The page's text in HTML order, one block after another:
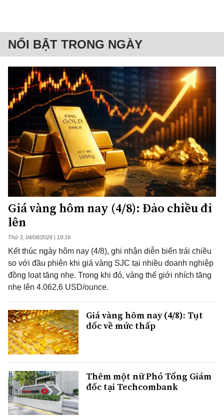
NỔI BẬT TRONG NGÀY
Giá vàng hôm nay (4/8): Đảo chiều đi
lên
Thứ 3, 04/08/2026 | 19:16
Kết thúc ngày hôm nay (4/8), ghi nhận diễn biến trái chiều
so với đầu phiên khi giá vàng SJC tại nhiều doanh nghiệp
đồng loạt tăng nhẹ. Trong khi đó, vàng thế giới nhích tăng
nhẹ lên 4.062,6 USD/ounce.
Giá vàng hôm nay (4/8): Tụt
dốc về mức thấp
Thêm một nữ Phó Tổng Giám
đốc tại Techcombank